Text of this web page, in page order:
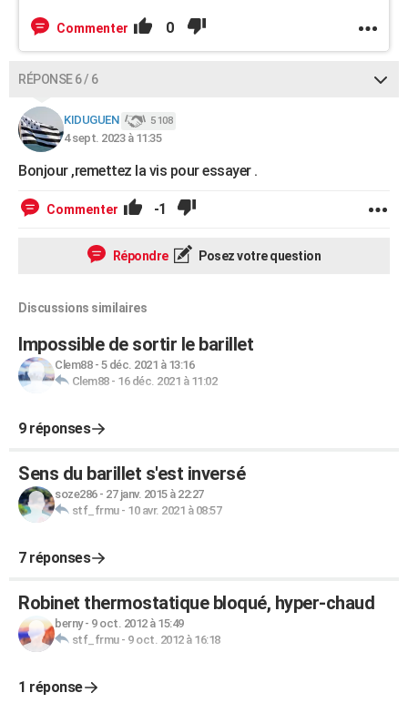
Commenter 0
RÉPONSE 6 / 6
KIDUGUEN 5 108
4 sept. 2023 à 11:35
Bonjour ,remettez la vis pour essayer .
Commenter -1
Répondre Posez votre question
Discussions similaires
Impossible de sortir le barillet
Clem88- 5 déc. 2021 à 13:16
Clem88- 16 déc. 2021 à 11:02
9 réponses
Sens du barillet s'est inversé
soze286- 27 janv. 2015 à 22:27
stf_frmu- 10 avr. 2021 à 08:57
7 réponses
Robinet thermostatique bloqué, hyper-chaud
berny- 9 oct. 2012 à 15:49
stf_frmu- 9 oct. 2012 à 16:18
1 réponse